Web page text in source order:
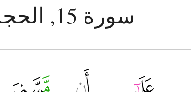
سورة 15, الحجر (الحجر)